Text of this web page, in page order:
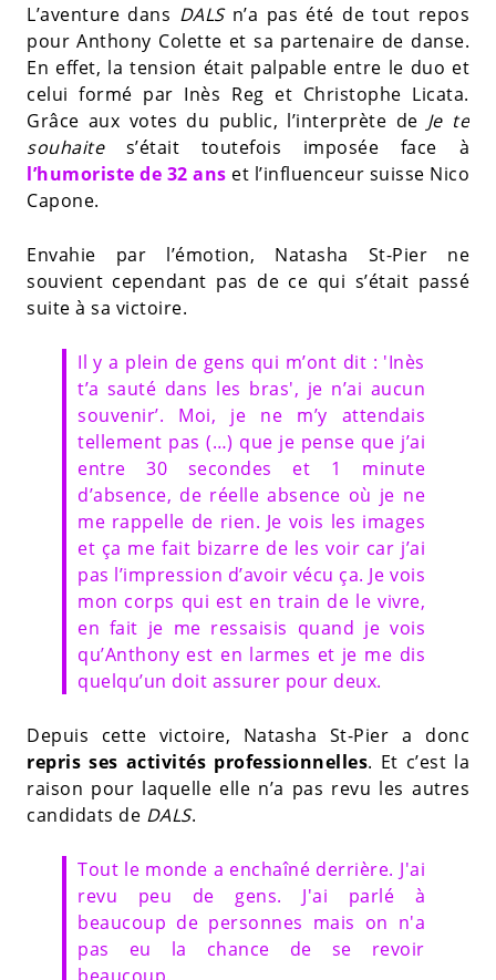
L’aventure dans DALSn’a pas été de tout repos
pour Anthony Colette et sa partenaire de danse.
En effet, la tension était palpable entre le duo et
celui formé par Inès Reg et Christophe Licata.
Grâce aux votes du public, l’interprète de Je te
souhaites’était toutefois imposée face à
l’humoriste de 32 ans et l’influenceur suisse Nico
Capone.
Envahie par l’émotion, Natasha St-Pier ne
souvient cependant pas de ce qui s’était passé
suite à sa victoire.
Il y a plein de gens qui m’ont dit : 'Inès
t’a sauté dans les bras', je n’ai aucun
souvenir’. Moi, je ne m’y attendais
tellement pas (…) que je pense que j’ai
entre 30 secondes et 1 minute
d’absence, de réelle absence où je ne
me rappelle de rien. Je vois les images
et ça me fait bizarre de les voir car j’ai
pas l’impression d’avoir vécu ça. Je vois
mon corps qui est en train de le vivre,
en fait je me ressaisis quand je vois
qu’Anthony est en larmes et je me dis
quelqu’un doit assurer pour deux.
Depuis cette victoire, Natasha St-Pier a donc
repris ses activités professionnelles. Et c’est la
raison pour laquelle elle n’a pas revu les autres
candidats de DALS.
Tout le monde a enchaîné derrière. J'ai
revu peu de gens. J'ai parlé à
beaucoup de personnes mais on n'a
pas eu la chance de se revoir
beaucoup.